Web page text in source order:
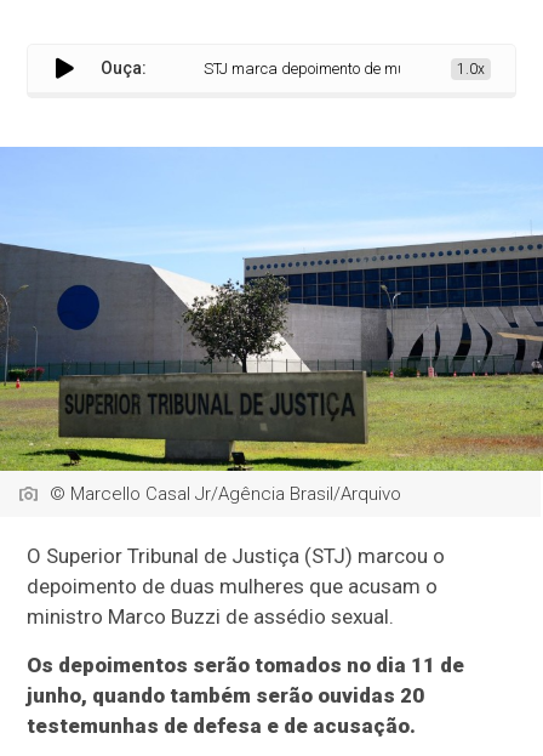
Ouça: STJ marca depoimento de mulheres que acusam
1.0x
© Marcello Casal Jr/Agência Brasil/Arquivo
O Superior Tribunal de Justiça (STJ) marcou o
depoimento de duas mulheres que acusam o
ministro Marco Buzzi de assédio sexual.
Os depoimentos serão tomados no dia 11 de
junho, quando também serão ouvidas 20
testemunhas de defesa e de acusação.